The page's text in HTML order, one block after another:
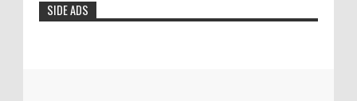
HM Wardan : Ambil Hikmahnya Dibalik
SIDE ADS